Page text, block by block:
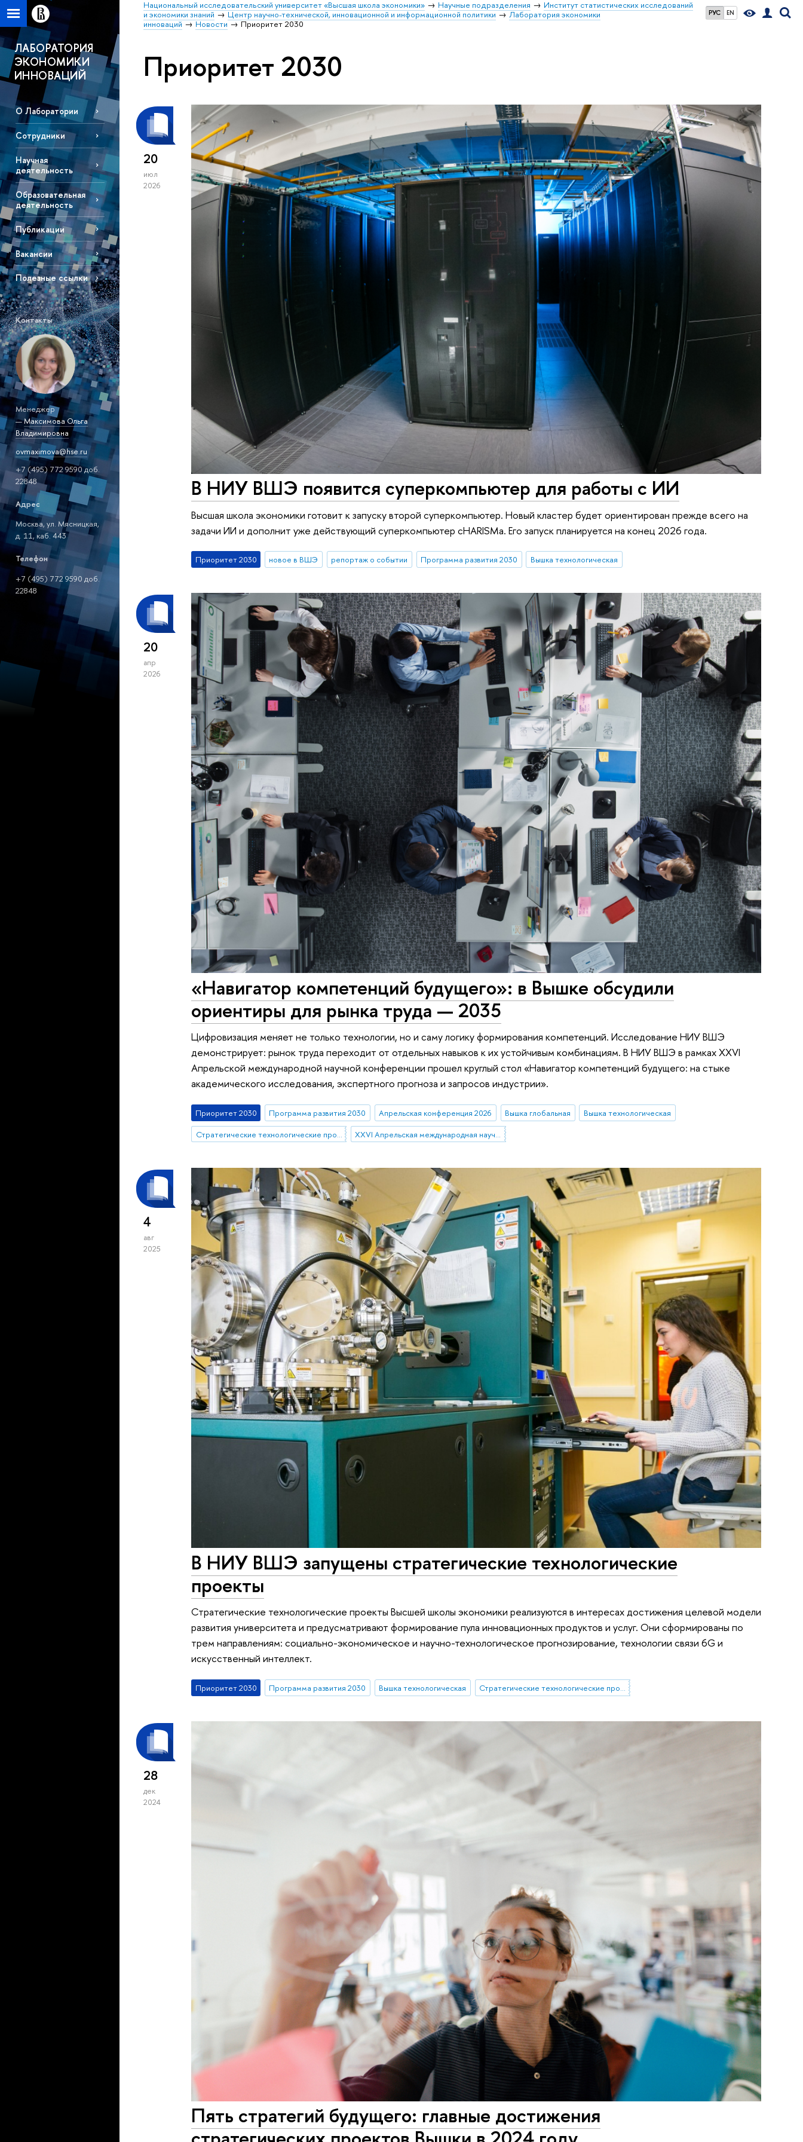
РУС EN
Национальный исследовательский университет «Высшая школа экономики» Научные подразделения
Институт статистических исследований
и экономики знаний
Центр научно-технической, инновационной и информационной политики
Лаборатория экономики
инноваций
Новости Приоритет 2030
ЛАБОРАТОРИЯ
ЭКОНОМИКИ
ИННОВАЦИЙ
О Лаборатории
Сотрудники
Научная
деятельность
Образовательная
деятельность
Публикации
Вакансии
Полезные ссылки
Контакты
Менеджер
—Максимова Ольга
Владимировна
ovmaximova@hse.ru
+7 (495) 772 9590 доб.
22848
Адрес
Москва, ул. Мясницкая,
д. 11, каб. 443
Телефон
+7 (495) 772 9590 доб.
22848
Приоритет 2030
20
июл
2026
В НИУ ВШЭ появится суперкомпьютер для работы с ИИ
Высшая школа экономики готовит к запуску второй суперкомпьютер. Новый кластер будет ориентирован прежде всего на
задачи ИИ и дополнит уже действующий суперкомпьютер cHARISMa. Его запуск планируется на конец 2026 года.
Приоритет 2030 новое в ВШЭ репортаж о событии Программа развития 2030 Вышка технологическая
20
апр
2026
«Навигатор компетенций будущего»: в Вышке обсудили
ориентиры для рынка труда — 2035
Цифровизация меняет не только технологии, но и саму логику формирования компетенций. Исследование НИУ ВШЭ
демонстрирует: рынок труда переходит от отдельных навыков к их устойчивым комбинациям. В НИУ ВШЭ в рамках XXVI
Апрельской международной научной конференции прошел круглый стол «Навигатор компетенций будущего: на стыке
академического исследования, экспертного прогноза и запросов индустрии».
Приоритет 2030 Программа развития 2030 Апрельская конференция 2026 Вышка глобальная
Вышка технологическая
4
авг
2025
В НИУ ВШЭ запущены стратегические технологические
проекты
Стратегические технологические проекты Высшей школы экономики реализуются в интересах достижения целевой модели
развития университета и предусматривают формирование пула инновационных продуктов и услуг. Они сформированы по
трем направлениям: социально-экономическое и научно-технологическое прогнозирование, технологии связи 6G и
искусственный интеллект.
Приоритет 2030 Программа развития 2030 Вышка технологическая Стратегические технологические проекты
28
дек
2024
Пять стратегий будущего: главные достижения